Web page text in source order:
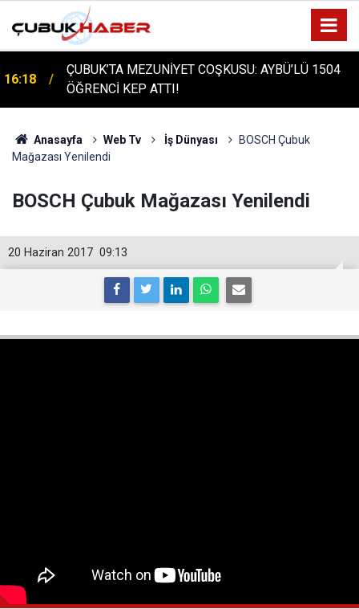
16:14
ÇUBUK'TA TARİHİ GÜN: PROTÜRK PLAZMA
FRAKSİNASYON TESİSİ'NİN TEMELİ ATILDI
Anasayfa Web Tv İş Dünyası
BOSCH Çubuk
Mağazası Yenilendi
BOSCH Çubuk Mağazası Yenilendi
09:13
20 Haziran 2017